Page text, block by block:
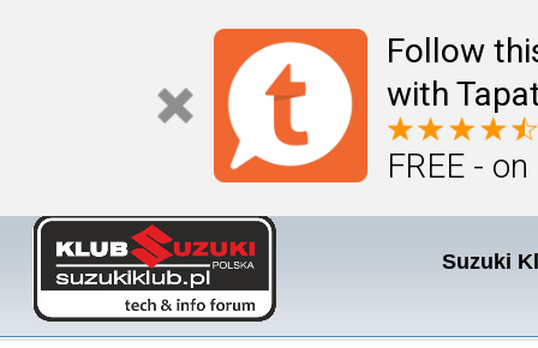
Follow
with
FREE -
Suzuki